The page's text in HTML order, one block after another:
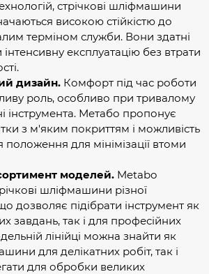
стрічкові шліфмашини
високою стійкістю до
терміном служби. Вони здатні
експлуатацію без втрати
дизайн. Комфорт під час роботи
роль, особливо при тривалому
інструмента. Метабо пропонує
з м'яким покриттям і можливість
для мінімізації втоми
моделей. Metabo
шліфмашини різної
дозволяє підібрати інструмент як
завдань, так і для професійних
лінійці можна знайти як
для делікатних робіт, так і
для обробки великих